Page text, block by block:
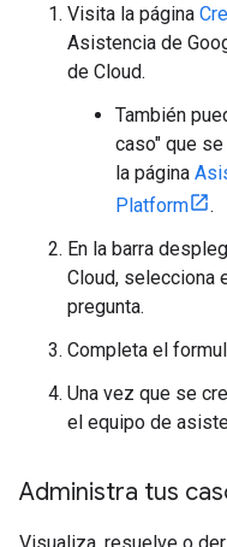
Visita la página
Asistencia de
de Cloud.
También
caso" que
la página
Platform
.
En la barra
Cloud, selecciona
pregunta.
Completa el
Una vez que se
el equipo de
Administra tus